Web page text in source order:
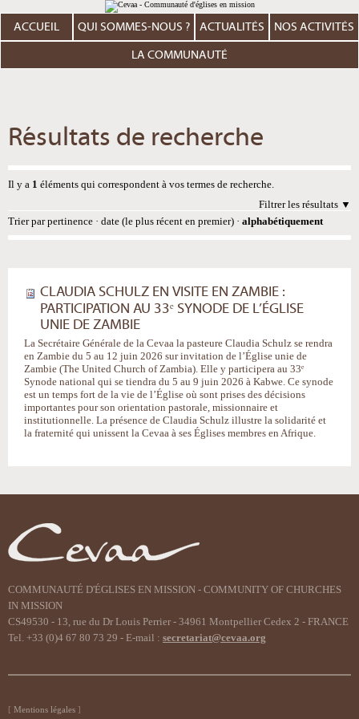
au
contenu.
Aller
personnels
ACCUEIL QUI SOMMES-NOUS ? ACTUALITÉS NOS ACTIVITÉS
LA COMMUNAUTÉ
Résultats de recherche
Il y a 1 éléments qui correspondent à vos termes de recherche.
Filtrer les résultats
Trier par pertinence · date (le plus récent en premier) · alphabétiquement
CLAUDIA SCHULZ EN VISITE EN ZAMBIE :
PARTICIPATION AU 33ᵉ SYNODE DE L’ÉGLISE
UNIE DE ZAMBIE
La Secrétaire Générale de la Cevaa la pasteure Claudia Schulz se rendra
en Zambie du 5 au 12 juin 2026 sur invitation de l’Église unie de
Zambie (The United Church of Zambia). Elle y participera au 33ᵉ
Synode national qui se tiendra du 5 au 9 juin 2026 à Kabwe. Ce synode
est un temps fort de la vie de l’Église où sont prises des décisions
importantes pour son orientation pastorale, missionnaire et
institutionnelle. La présence de Claudia Schulz illustre la solidarité et
la fraternité qui unissent la Cevaa à ses Églises membres en Afrique.
COMMUNAUTÉ D'ÉGLISES EN MISSION - COMMUNITY OF CHURCHES
IN MISSION
CS49530 - 13, rue du Dr Louis Perrier - 34961 Montpellier Cedex 2 - FRANCE
Tel. +33 (0)4 67 80 73 29 - E-mail : secretariat@cevaa.org
Mentions légales